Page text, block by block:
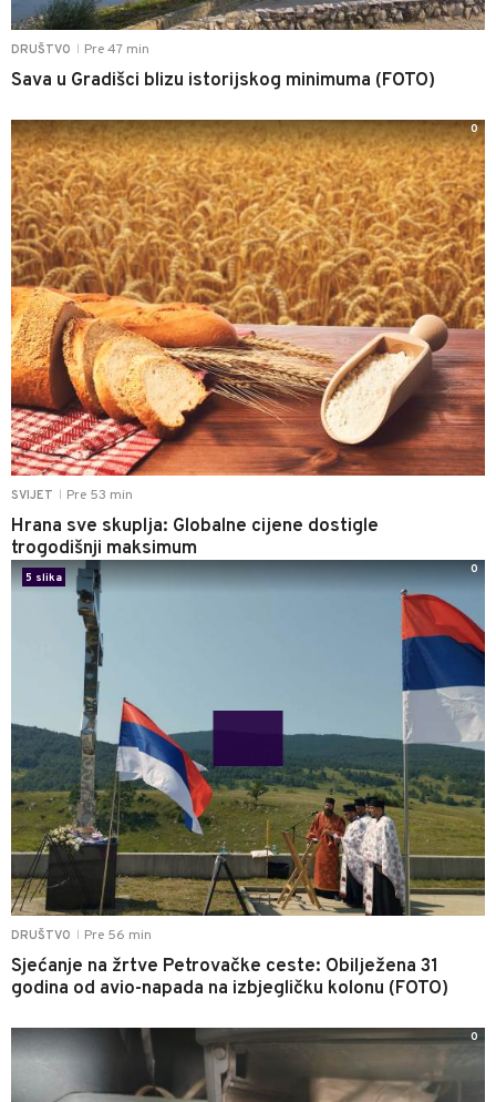
DRUŠTVO Pre 47 min
Sava u Gradišci blizu istorijskog minimuma (FOTO)
SVIJET Pre 53 min
Hrana sve skuplja: Globalne cijene dostigle
trogodišnji maksimum
0
DRUŠTVO Pre 56 min
Sjećanje na žrtve Petrovačke ceste: Obilježena 31
godina od avio-napada na izbjegličku kolonu (FOTO)
5 slika
0
0